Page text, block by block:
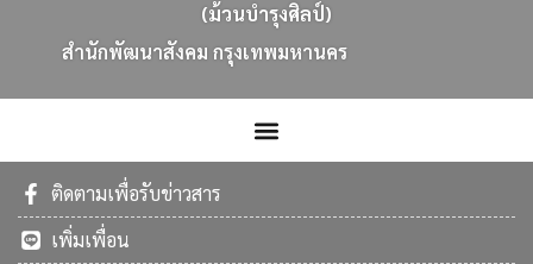
(ม้วนบำรุงศิลป์)
สนกพฒนาสงคม กรงเทพมหานคร
ติดตามเพื่อรับข่าวสาร
เพิ่มเพื่อน